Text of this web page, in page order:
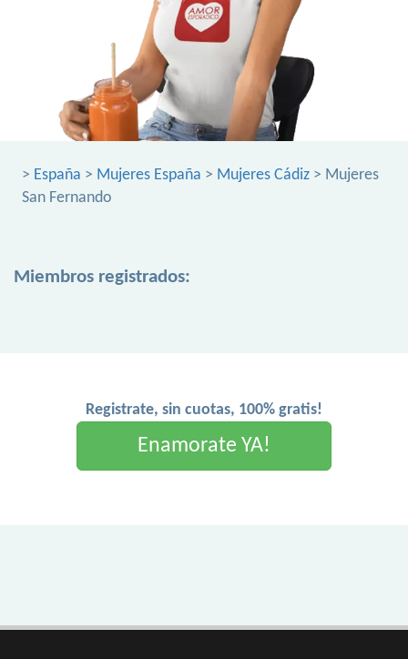
> España > Mujeres España > Mujeres Cádiz > Mujeres
San Fernando
Miembros registrados:
Registrate, sin cuotas, 100% gratis!
Enamorate YA!